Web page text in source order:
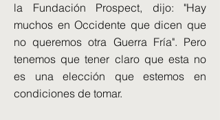
la Fundación Prospect, dijo: "Hay
muchos en Occidente que dicen que
no queremos otra Guerra Fría". Pero
tenemos que tener claro que esta no
es una elección que estemos en
condiciones de tomar.